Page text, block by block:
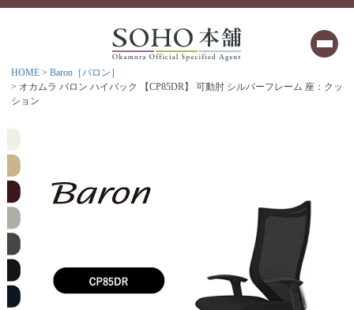
HOME
Baron［バロン］
オカムラ バロン ハイバック 【CP85DR】 可動肘 シルバーフレーム 座：クッ
ション